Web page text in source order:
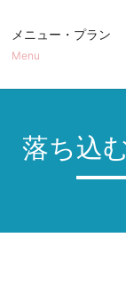
メニュー・プラン
Menu
落ち込